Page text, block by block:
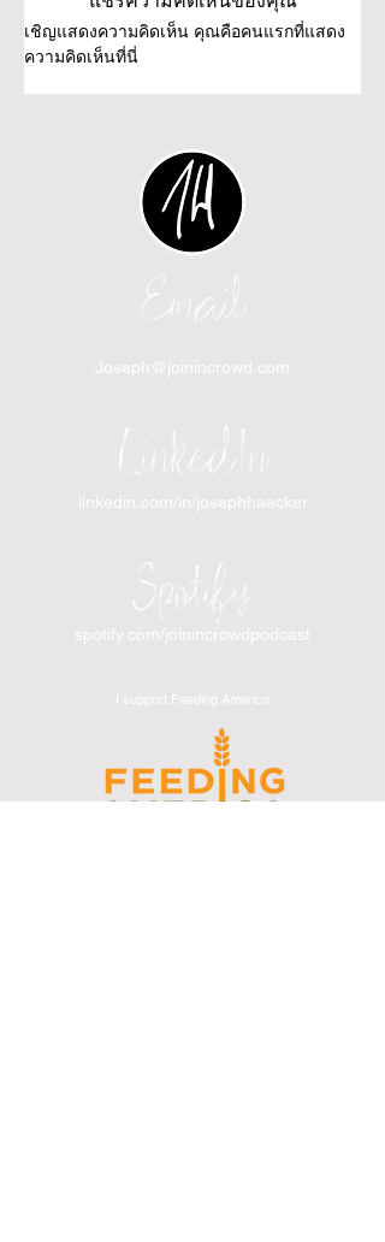
เชิญแสดงความคิดเห็น คุณคือคนแรกที่แสดง
ความคิดเห็นที่นี่
Email
Joseph@joinincrowd.com
LinkedIn
linkedin.com/in/josephhaecker
Spotify
spotify.com/joinincrowdpodcast
I support Feeding America